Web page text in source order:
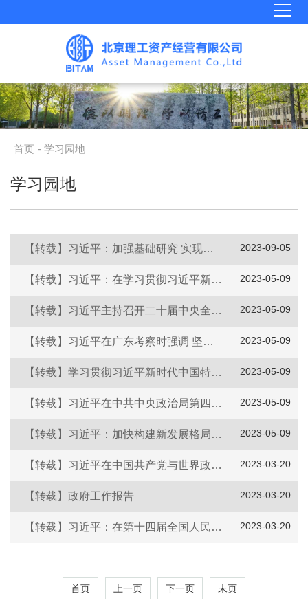
首页 - 学习园地
学习园地
2023-09-05
【转载】习近平：加强基础研究 实现高水平科技自立自强
2023-05-09
【转载】习近平：在学习贯彻习近平新时代中国特色社会主义思想主题教育工作会议上的讲话
2023-05-09
【转载】习近平主持召开二十届中央全面深化改革委员会第一次会议强调 守正创新真抓实干 在新征程上谱写改革开放新篇章 李强王沪宁蔡奇出席
2023-05-09
【转载】习近平在广东考察时强调 坚定不移全面深化改革扩大高水平对外开放 在推进中国式现代化建设中走在前列
2023-05-09
【转载】学习贯彻习近平新时代中国特色社会主义思想主题教育工作会议在京召开 习近平发表重要讲话强调 扎实抓好主题教育 为奋进新征程凝心聚力
2023-05-09
【转载】习近平在中共中央政治局第四次集体学习时强调 把学习贯彻新时代中国特色社会主义思想不断引向深入
2023-05-09
【转载】习近平：加快构建新发展格局 把握未来发展主动权
2023-03-20
【转载】习近平在中国共产党与世界政党高层对话会上的主旨讲话
2023-03-20
【转载】政府工作报告
2023-03-20
【转载】习近平：在第十四届全国人民代表大会第一次会议上的讲话
首页 上一页 下一页 末页